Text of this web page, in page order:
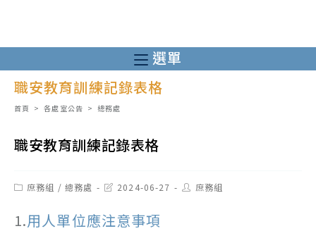
至
主
要
選單
職安教育訓練記錄表格
首頁 > 各處室公告 > 總務處
職安教育訓練記錄表格
Post庶務組 / 總務處
Post2024-06-27
Post庶務組
1.用人單位應注意事項